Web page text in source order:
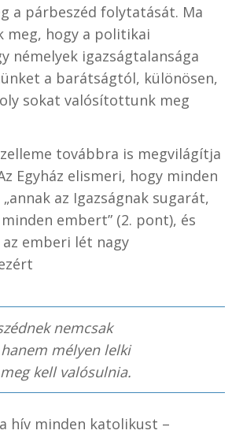
a párbeszéd folytatását. Ma
meg, hogy a politikai
némelyek igazságtalansága
a barátságtól, különösen,
sokat valósítottunk meg
továbbra is megvilágítja
Egyház elismeri, hogy minden
az Igazságnak sugarát,
embert” (2. pont), és
emberi lét nagy
nemcsak
mélyen lelki
kell valósulnia.
hív minden katolikust –